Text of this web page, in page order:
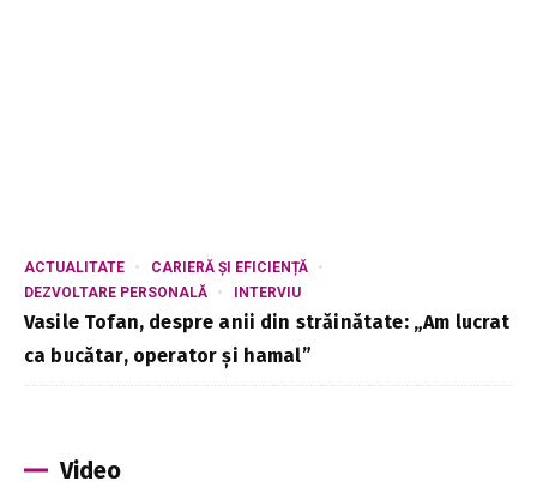
ACTUALITATE
CARIERĂ ȘI EFICIENȚĂ
DEZVOLTARE PERSONALĂ
INTERVIU
Vasile Tofan, despre anii din străinătate: „Am lucrat
ca bucătar, operator și hamal”
Video